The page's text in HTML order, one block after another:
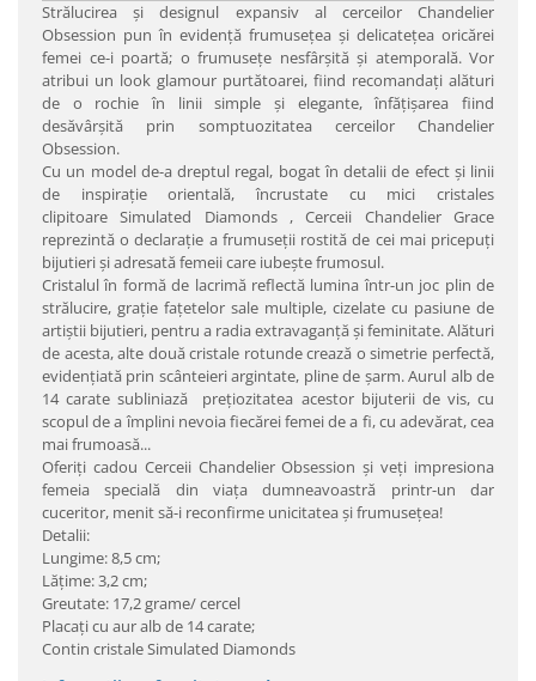
Strălucirea şi designul expansiv al cerceilor Chandelier
Obsession pun în evidenţă frumuseţea şi delicateţea oricărei
femei ce-i poartă; o frumuseţe nesfârşită şi atemporală. Vor
atribui un look glamour purtătoarei, fiind recomandaţi alături
de o rochie în linii simple şi elegante, înfăţişarea fiind
desăvârşită prin somptuozitatea cerceilor Chandelier
Obsession.
Cu un model de-a dreptul regal, bogat în detalii de efect şi linii
de inspiraţie orientală, încrustate cu mici cristales
clipitoareSimulated Diamonds , Cerceii Chandelier Grace
reprezintă o declaraţie a frumuseţii rostită de cei mai pricepuţi
bijutieri şi adresată femeii care iubeşte frumosul.
Cristalul în formă de lacrimă reflectă lumina într-un joc plin de
strălucire, graţie faţetelor sale multiple, cizelate cu pasiune de
artiştii bijutieri, pentru a radia extravaganţă şi feminitate. Alături
de acesta, alte două cristale rotunde crează o simetrie perfectă,
evidenţiată prin scânteieri argintate, pline de şarm. Aurul alb de
14 carate subliniază preţiozitatea acestor bijuterii de vis, cu
scopul de a împlini nevoia fiecărei femei de a fi, cu adevărat, cea
mai frumoasă...
Oferiţi cadou Cerceii Chandelier Obsession şi veţi impresiona
femeia specială din viaţa dumneavoastră printr-un dar
cuceritor, menit să-i reconfirme unicitatea şi frumuseţea!
Detalii:
Lungime: 8,5 cm;
Lăţime: 3,2 cm;
Greutate: 17,2 grame/ cercel
Placaţi cu aur alb de 14 carate;
Contin cristale Simulated Diamonds